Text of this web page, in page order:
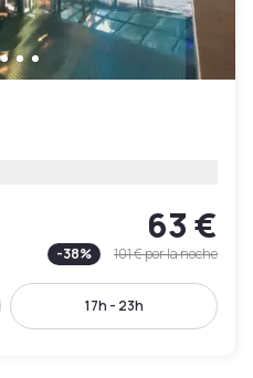
63 €
-38% 101 €por la noche
17h - 23h